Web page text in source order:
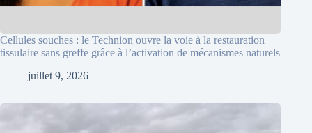
Cellules souches : le Technion ouvre la voie à la restauration
tissulaire sans greffe grâce à l’activation de mécanismes naturels
juillet 9, 2026